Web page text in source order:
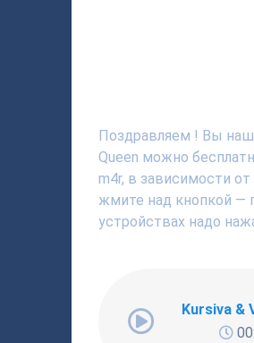
Поздравляем ! Вы
Queen можно
m4r, в зависимости
жмите над кнопкой —
устройствах надо
Kursiva &